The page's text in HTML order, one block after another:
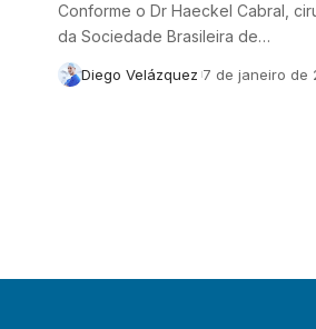
Conforme o Dr Haeckel Cabral,
da Sociedade Brasileira de…
Diego Velázquez 7 de janeiro de